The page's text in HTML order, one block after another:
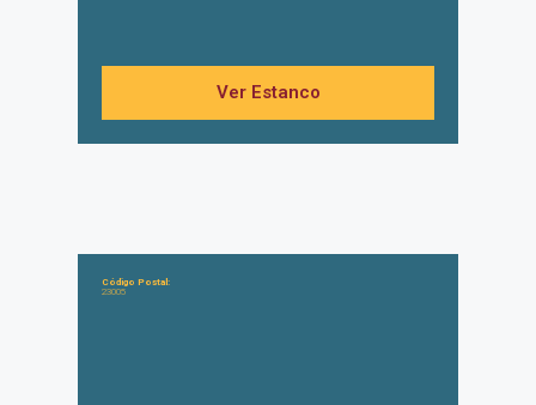
Ver Estanco
Código Postal:
23005